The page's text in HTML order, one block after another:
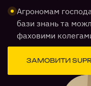
Агрономам
бази знань та
фаховими
ЗАМОВИТИ